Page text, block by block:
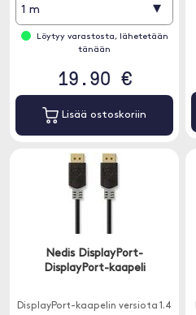
1 m ▾
Löytyy varastosta, lähetetään
tänään
19.90 €
Lisää ostoskoriin
Nedis DisplayPort-
DisplayPort-kaapeli
DisplayPort-kaapelin versiota 1.4